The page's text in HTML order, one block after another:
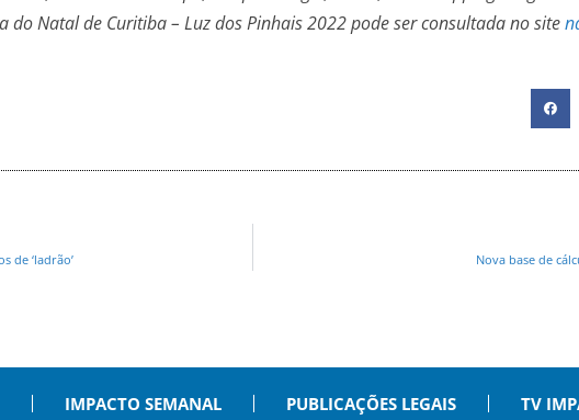
Natal de Curitiba – Luz dos Pinhais 2022 pode ser consultada no site
de ‘ladrão’ Nova base de
IMPACTO SEMANAL PUBLICAÇÕES LEGAIS TV